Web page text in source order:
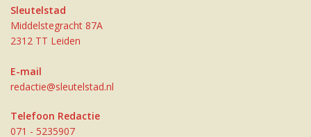
Sleutelstad
Middelstegracht 87A
2312 TT Leiden
E-mail
redactie@sleutelstad.nl
Telefoon Redactie
071 - 5235907